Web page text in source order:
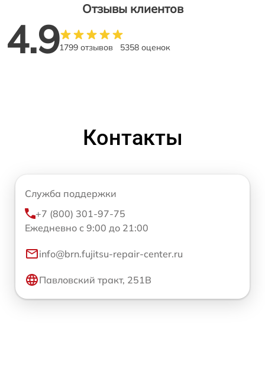
Отзывы клиентов
4.91799 отзывов 5358 оценок
Контакты
Служба поддержки
+7 (800) 301-97-75
Ежедневно с 9:00 до 21:00
info@brn.fujitsu-repair-center.ru
Павловский тракт, 251В